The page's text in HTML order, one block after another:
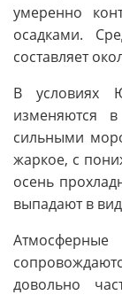
умеренно
осадками.
составляет
В условиях
изменяются
сильными
жаркое, с
осень
выпадают в
довольно